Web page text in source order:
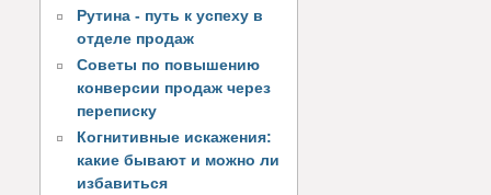
Рутина - путь к успеху в
отделе продаж
Советы по повышению
конверсии продаж через
переписку
Когнитивные искажения:
какие бывают и можно ли
избавиться